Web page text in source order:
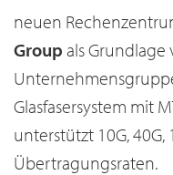
neuen
Group als
Glasfasersystem mit
unterstützt 10G,
Übertragungsraten.